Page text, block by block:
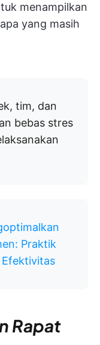
menampilkan
yang masih
tim, dan
bebas stres
Praktik
Rapat